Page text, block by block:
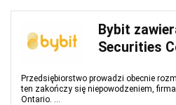
Bybit
Securities
Przedsiębiorstwo prowadzi obecnie
ten zakończy się niepowodzeniem,
Ontario. ...